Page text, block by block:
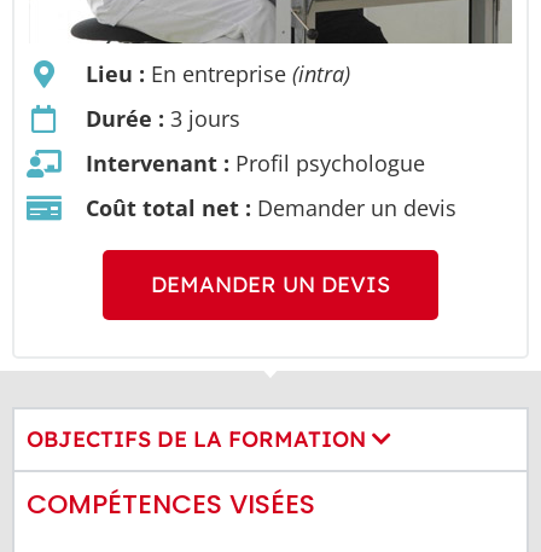
Lieu : En entreprise (intra)
Durée : 3 jours
Intervenant : Profil psychologue
Coût total net : Demander un devis
DEMANDER UN DEVIS
OBJECTIFS DE LA FORMATION
COMPÉTENCES VISÉES